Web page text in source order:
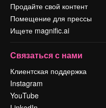
Продайте свой контент
Помещение для прессы
Ищете magnific.ai
Связаться с нами
Клиентская поддержка
Instagram
YouTube